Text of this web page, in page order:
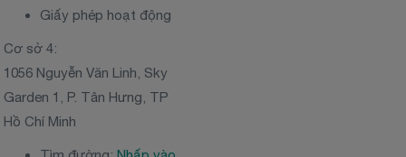
Giấy phép hoạt động
Cơ sở 4:
1056 Nguyễn Văn Linh, Sky
Garden 1, P. Tân Hưng, TP
Hồ Chí Minh